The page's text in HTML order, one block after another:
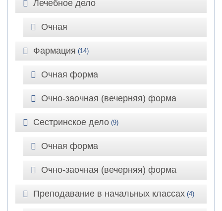
Лечебное дело
Очная
Фармация (14)
Очная форма
Очно-заочная (вечерняя) форма
Сестринское дело (9)
Очная форма
Очно-заочная (вечерняя) форма
Преподавание в начальных классах (4)